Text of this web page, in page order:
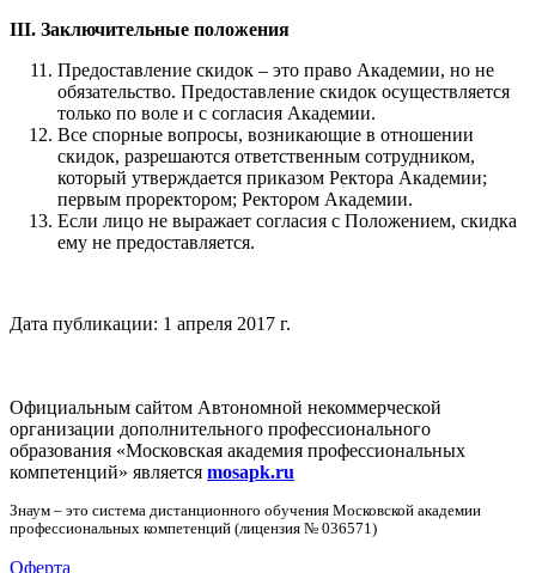
III. Заключительные положения
Предоставление скидок – это право Академии, но не
обязательство. Предоставление скидок осуществляется
только по воле и с согласия Академии.
Все спорные вопросы, возникающие в отношении
скидок, разрешаются ответственным сотрудником,
который утверждается приказом Ректора Академии;
первым проректором; Ректором Академии.
Если лицо не выражает согласия с Положением, скидка
ему не предоставляется.
Дата публикации: 1 апреля 2017 г.
Официальным сайтом Автономной некоммерческой
организации дополнительного профессионального
образования «Московская академия профессиональных
компетенций» является mosapk.ru
Знаум – это система дистанционного обучения Московской академии
профессиональных компетенций (лицензия № 036571)
Оферта